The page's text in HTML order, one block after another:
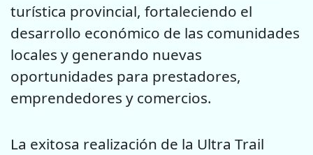
turística provincial, fortaleciendo el
desarrollo económico de las comunidades
locales y generando nuevas
oportunidades para prestadores,
emprendedores y comercios.
La exitosa realización de la Ultra Trail